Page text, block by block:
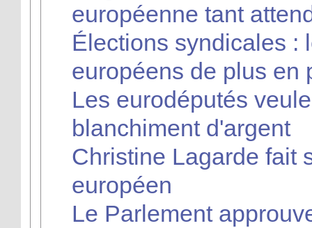
européenne tant
Élections syndicales :
européens de plus en
Les eurodéputés
blanchiment d'argent
Christine Lagarde fait
européen
Le Parlement